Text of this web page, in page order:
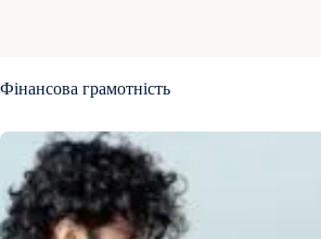
Фінансова грамотність